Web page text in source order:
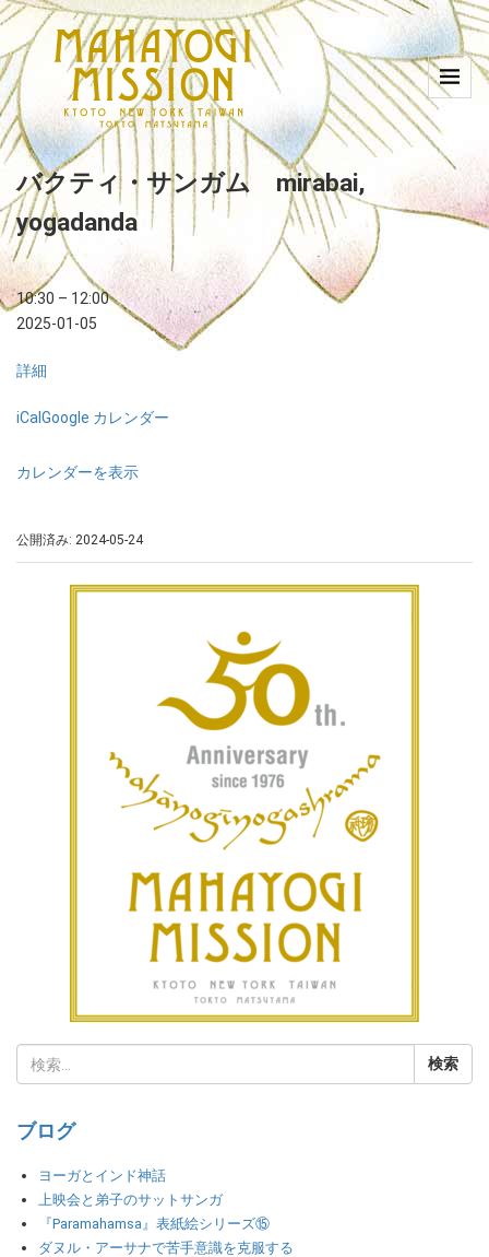
バクティ・サンガム mirabai,
yogadanda
10:30 – 12:00
2025-01-05
詳細
iCal Google カレンダー
カレンダーを表示
公開済み: 2024-05-24
ブログ
ヨーガとインド神話
上映会と弟子のサットサンガ
『Paramahamsa』表紙絵シリーズ⑮
ダヌル・アーサナで苦手意識を克服する